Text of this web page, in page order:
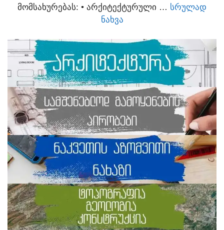
ᲛᲝᲛᲡᲐᲮᲣᲠᲔᲑᲐᲡ:​ • ᲐᲠᲥᲘᲢᲔᲥᲢᲣᲠᲣᲚᲘ … ᲡᲠᲣᲚᲐᲓ
ᲜᲐᲮᲕᲐ